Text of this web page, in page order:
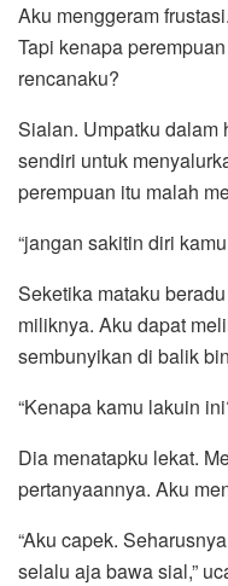
Aku menggeram
Tapi kenapa
rencanaku?
Sialan. Umpatku dalam
sendiri untuk
perempuan itu malah
“jangan sakitin diri
Seketika mataku
miliknya. Aku dapat
sembunyikan di balik
“Kenapa kamu lakuin
Dia menatapku lekat.
pertanyaannya. Aku
“Aku capek.
selalu aja bawa sial,”